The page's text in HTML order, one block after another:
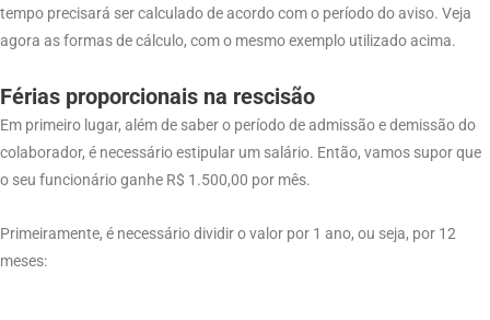
tempo precisará ser calculado de acordo com o período do aviso. Veja
agora as formas de cálculo, com o mesmo exemplo utilizado acima.
Férias proporcionais na rescisão
Em primeiro lugar, além de saber o período de admissão e demissão do
colaborador, é necessário estipular um salário. Então, vamos supor que
o seu funcionário ganhe R$ 1.500,00 por mês.
Primeiramente, é necessário dividir o valor por 1 ano, ou seja, por 12
meses: